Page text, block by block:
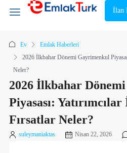
İlan
Ev
Emlak Haberleri
2026 İlkbahar Dönemi Gayrimenkul
Neler?
2026 İlkbahar
Piyasası:
Fırsatlar Neler?
suleymaniaktas Nisan 22, 2026